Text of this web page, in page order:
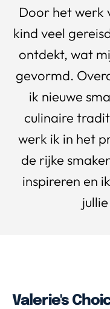
Door het werk
kind veel
ontdekt, wat
gevormd.
ik nieuwe
culinaire
werk ik in het
de rijke
inspireren en
Valerie's